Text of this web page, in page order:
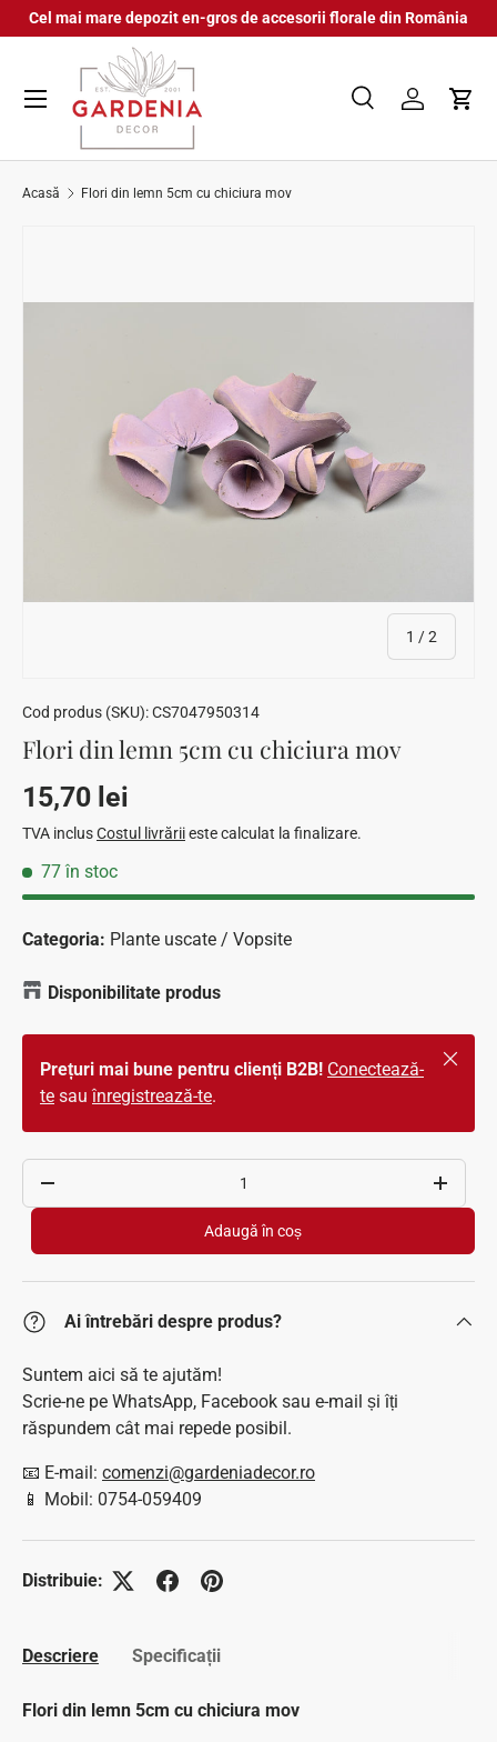
Sari la conținut
Cel mai mare depozit en-gros de accesorii florale din România
Căutare
Caută Coș
Meniu
Acasă Flori din lemn 5cm cu chiciura mov
1 /din
2
Cod produs (SKU):CS7047950314
Flori din lemn 5cm cu chiciura mov
Preț standard
15,70 lei
TVA inclusCostul livrăriieste calculat la finalizare.
77 în stoc
Categoria: Plante uscate / Vopsite
Disponibilitate produs
Prețuri mai bune pentru clienți B2B! Conectează-
te sauînregistrează-te.
Închide
Scade cantitatea
Crește
Adaugă în coș
Ai întrebări despre produs?
Suntem aici să te ajutăm!
Scrie-ne pe WhatsApp, Facebook sau e-mail și îți
răspundem cât mai repede posibil.
📧 E-mail: comenzi@gardeniadecor.ro
📱 Mobil: 0754-059409
Distribuie:
Descriere Specificații
Flori din lemn 5cm cu chiciura mov